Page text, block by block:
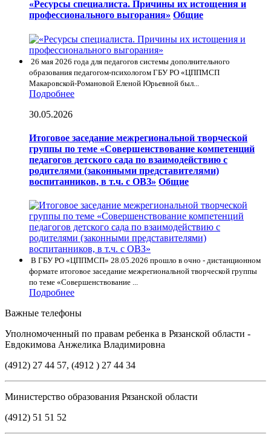
«Ресурсы специалиста. Причины их истощения и
профессионального выгорания» Общие
26 мая 2026 года для педагогов системы дополнительного
образования педагогом-психологом ГБУ РО «ЦППМСП
Макаровской-Романовой Еленой Юрьевной был...
Подробнее
30.05.2026
Итоговое заседание межрегиональной творческой
группы по теме «Совершенствование компетенций
педагогов детского сада по взаимодействию с
родителями (законными представителями)
воспитанников, в т.ч. с ОВЗ» Общие
В ГБУ РО «ЦППМСП» 28.05.2026 прошло в очно - дистанционном
формате итоговое заседание межрегиональной творческой группы
по теме «Совершенствование ...
Подробнее
Важные телефоны
Уполномоченный по правам ребенка в Рязанской области -
Евдокимова Анжелика Владимировна
(4912) 27 44 57, (4912 ) 27 44 34
Министерство образования Рязанской области
(4912) 51 51 52